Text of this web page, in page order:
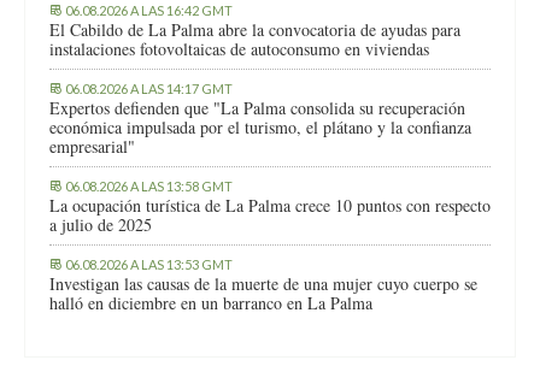
06.08.2026 A LAS 16:42 GMT
El Cabildo de La Palma abre la convocatoria de ayudas para
instalaciones fotovoltaicas de autoconsumo en viviendas
06.08.2026 A LAS 14:17 GMT
Expertos defienden que "La Palma consolida su recuperación
económica impulsada por el turismo, el plátano y la confianza
empresarial"
06.08.2026 A LAS 13:58 GMT
La ocupación turística de La Palma crece 10 puntos con respecto
a julio de 2025
06.08.2026 A LAS 13:53 GMT
Investigan las causas de la muerte de una mujer cuyo cuerpo se
halló en diciembre en un barranco en La Palma